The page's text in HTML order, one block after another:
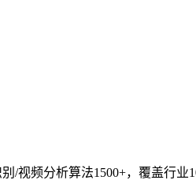
视频分析算法1500+，覆盖行